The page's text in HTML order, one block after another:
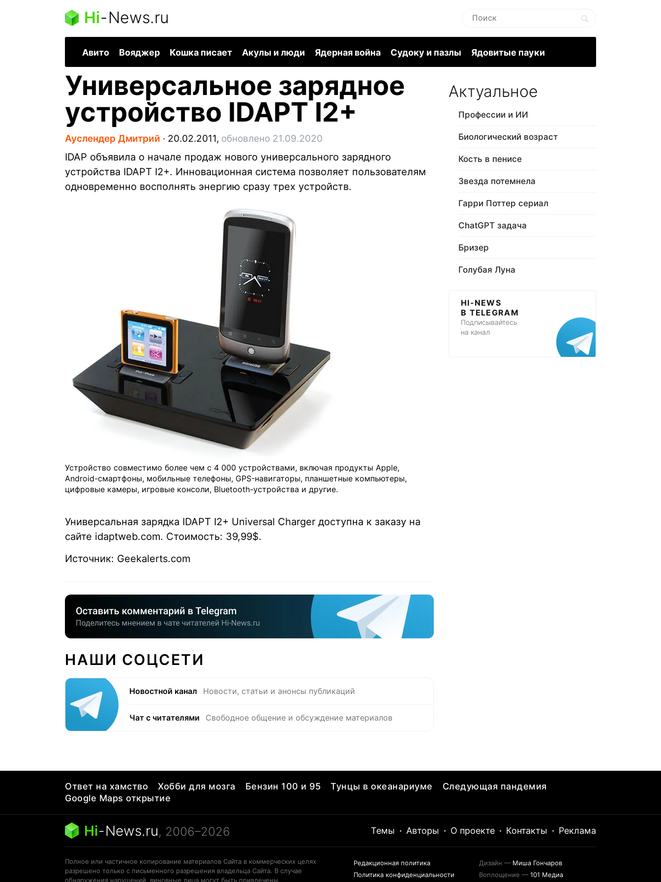
Hi-News.ru
Авито Вояджер Кошка писает Акулы и люди Ядерная война Судоку и пазлы Ядовитые пауки
Универсальное зарядное
устройство IDAPT I2+
Ауслендер Дмитрий ∙ 20.02.2011, обновлено 21.09.2020
IDAP объявила о начале продаж нового универсального зарядного
устройства IDAPT I2+. Инновационная система позволяет пользователям
одновременно восполнять энергию сразу трех устройств.
Устройство совместимо более чем с 4 000 устройствами, включая продукты Apple,
Android-смартфоны, мобильные телефоны, GPS-навигаторы, планшетные компьютеры,
цифровые камеры, игровые консоли, Bluetooth-устройства и другие.
Универсальная зарядка IDAPT I2+ Universal Charger доступна к заказу на
сайте idaptweb.com. Стоимость: 39,99$.
Источник: Geekalerts.com
НАШИ СОЦСЕТИ
Новостной канал Новости, статьи и анонсы публикаций
Чат с читателями Свободное общение и обсуждение материалов
Актуальное
Профессии и ИИ
Биологический возраст
Кость в пенисе
Звезда потемнела
Гарри Поттер сериал
ChatGPT задача
Бризер
Голубая Луна
HI-NEWS
В TELEGRAM
Подписывайтесь
на канал
Ответ на хамство Хобби для мозга Бензин 100 и 95 Тунцы в океанариуме
Следующая пандемия
Google Maps открытие
Hi-News.ru, 2006–2026 Темы · Авторы · О проекте · Контакты · Реклама
Полное или частичное копирование материалов Сайта в коммерческих целях
разрешено только с письменного разрешения владельца Сайта. В случае
обнаружения нарушений, виновные лица могут быть привлечены
Редакционная политика
Политика конфиденциальности
Дизайн — Миша Гончаров
Воплощение — 101 Медиа